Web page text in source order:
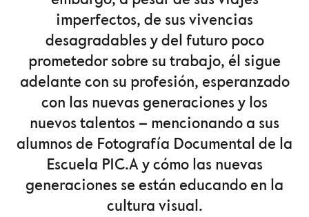
imperfectos, de sus vivencias
desagradables y del futuro poco
prometedor sobre su trabajo, él sigue
adelante con su profesión, esperanzado
con las nuevas generaciones y los
nuevos talentos – mencionando a sus
alumnos de Fotografía Documental de la
Escuela PIC.A y cómo las nuevas
generaciones se están educando en la
cultura visual.